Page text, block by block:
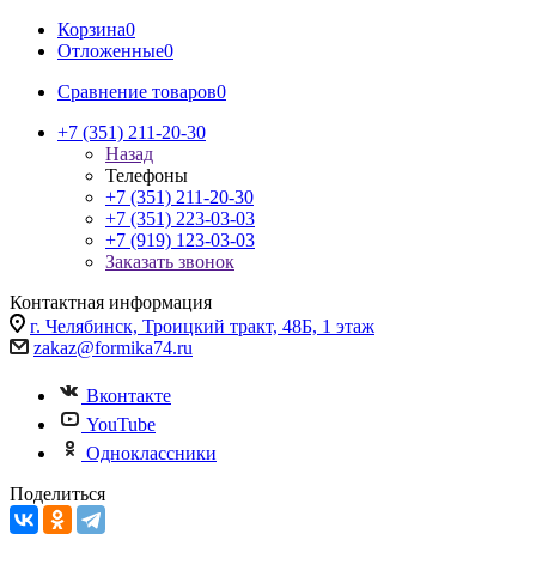
Корзина0
Отложенные0
Сравнение товаров0
+7 (351) 211-20-30
Назад
Телефоны
+7 (351) 211-20-30
+7 (351) 223-03-03
+7 (919) 123-03-03
Заказать звонок
Контактная информация
г. Челябинск, Троицкий тракт, 48Б, 1 этаж
zakaz@formika74.ru
Вконтакте
YouTube
Одноклассники
Поделиться